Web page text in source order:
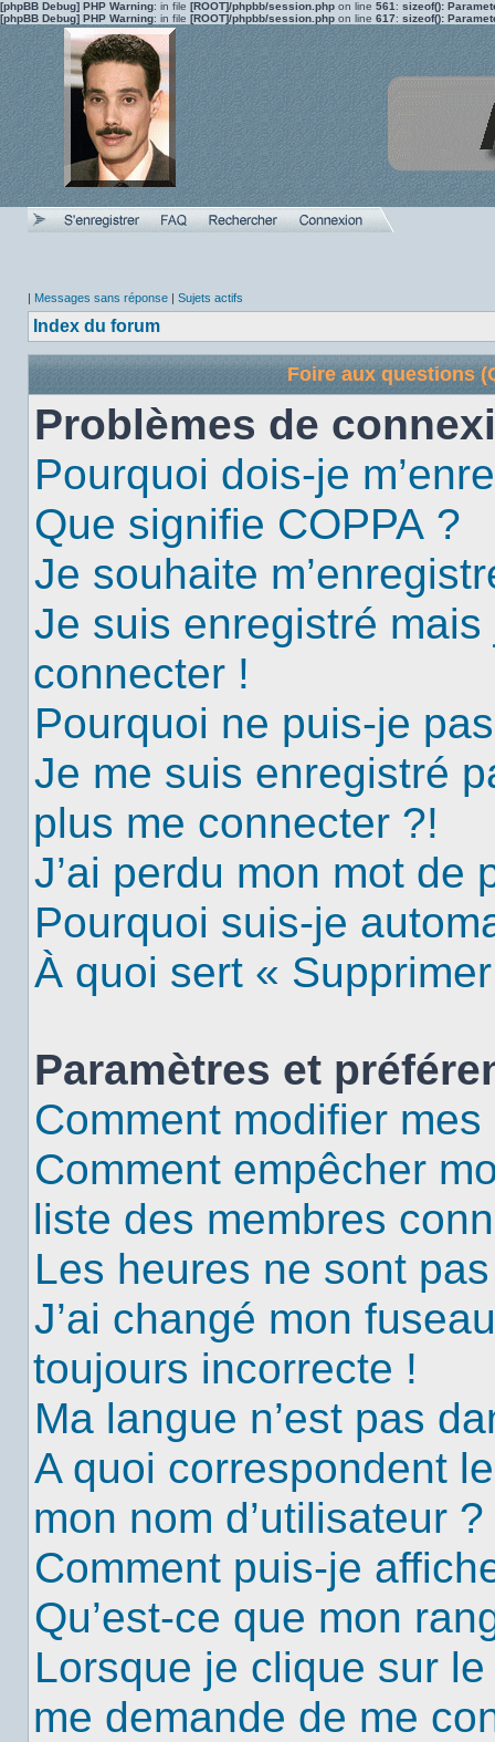
[phpBB Debug] PHP Warning: in file [ROOT]/phpbb/session.php on line 561 : sizeof():
[phpBB Debug] PHP Warning: in file [ROOT]/phpbb/session.php on line 617: sizeof():
| Messages sans réponse | Sujets actifs
Index du forum
Foire aux questions
Problèmes de
Pourquoi dois-je
Que signifie COPPA ?
Je souhaite
Je suis enregistré
connecter !
Pourquoi ne puis-je
Je me suis enregistré
plus me connecter ?!
J’ai perdu mon mot de
Pourquoi suis-je
À quoi sert «
Paramètres et
Comment modifier
Comment empêcher
liste des membres
Les heures ne sont
J’ai changé mon
toujours incorrecte !
Ma langue n’est pas
A quoi correspondent
mon nom d’utilisateur ?
Comment puis-je
Qu’est-ce que mon
Lorsque je clique sur
me demande de me